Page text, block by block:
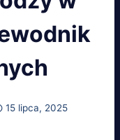
15 lipca, 2025